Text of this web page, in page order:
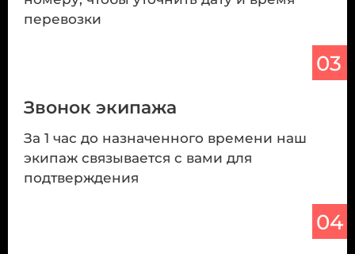
перевозки
03
Звонок экипажа
За 1 час до назначенного времени наш
экипаж связывается с вами для
подтверждения
04